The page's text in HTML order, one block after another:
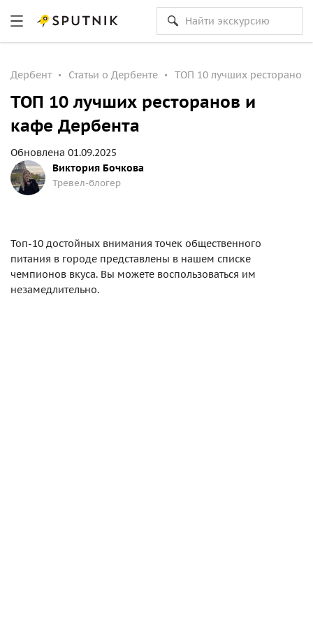
Дербент Статьи о Дербенте ТОП 10 лучших ресторанов
ТОП 10 лучших ресторанов и
кафе Дербента
Виктория Бочкова
Тревел-блогер
Обновлена 01.09.2025
Топ-10 достойных внимания точек общественного
питания в городе представлены в нашем списке
чемпионов вкуса. Вы можете воспользоваться им
незамедлительно.